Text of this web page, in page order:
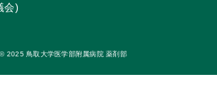
会)
© 2025 鳥取大学医学部附属病院 薬剤部